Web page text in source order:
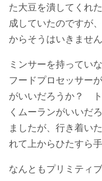
た大豆を潰してくれ
成していたのですが
からそうはいきません
ミンサーを持ってい
フードプロセッサー
がいいだろうか？
くムーランがいいだ
ましたが、行き着い
れて上からひたすら
なんともプリミティ